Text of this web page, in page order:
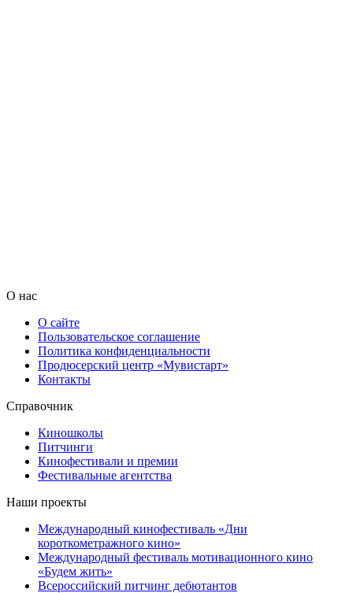
О нас
О сайте
Пользовательское соглашение
Политика конфиденциальности
Продюсерский центр «Мувистарт»
Контакты
Справочник
Киношколы
Питчинги
Кинофестивали и премии
Фестивальные агентства
Наши проекты
Международный кинофестиваль «Дни
короткометражного кино»
Международный фестиваль мотивационного кино
«Будем жить»
Всероссийский питчинг дебютантов